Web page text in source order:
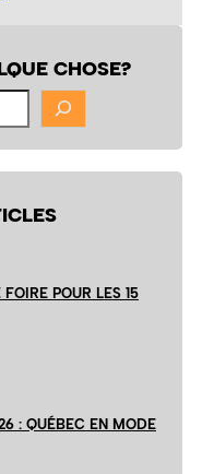
CHOSE?
POUR LES 15
: QUÉBEC EN MODE